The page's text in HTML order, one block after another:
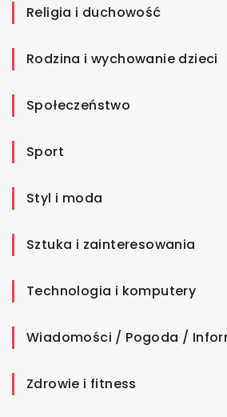
Religia i duchowość
Rodzina i wychowanie dzieci
Społeczeństwo
Sport
Styl i moda
Sztuka i zainteresowania
Technologia i komputery
Wiadomości / Pogoda /
Zdrowie i fitness